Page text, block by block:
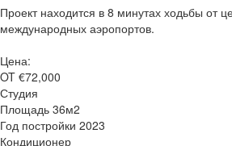
Проект находится в 8 минутах ходьбы от
международных аэропортов.
Цена:
OT €72,000
Студия
Площадь 36м2
Год постройки 2023
Кондиционер